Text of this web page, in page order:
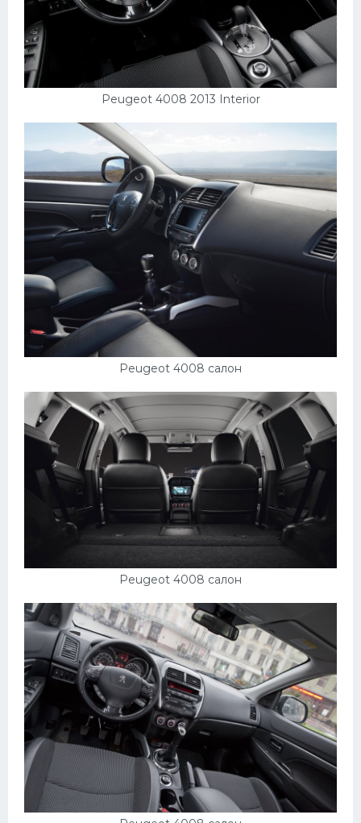
Peugeot 4008 2013 Interior
Peugeot 4008 салон
Peugeot 4008 салон
Самолеты
Корабли
Комплектующие
Лодки
Шкода
Вертолеты
Мазда
Самокаты
Велосипеды
Рено
Прогулочные суда
Хендай
Камаз
Автобусы
Хонда
Шевроле
Автокемпер
Феррари
Поезда
Мотоциклы
Ямаха
Додж
Ява